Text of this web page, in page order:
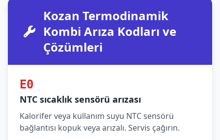
Kozan Termodinamik
Kombi Arıza Kodları ve
Çözümleri
E0
NTC sıcaklık sensörü arızası
Kalorifer veya kullanım suyu NTC sensörü
bağlantısı kopuk veya arızalı. Servis çağırın.